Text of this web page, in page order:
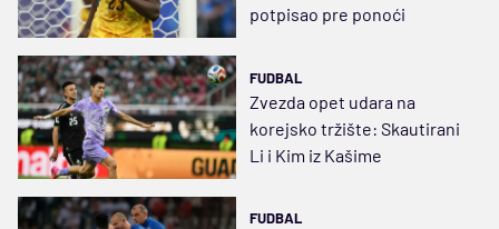
potpisao pre ponoći
FUDBAL
Zvezda opet udara na
korejsko tržište: Skautirani
Li i Kim iz Kašime
FUDBAL